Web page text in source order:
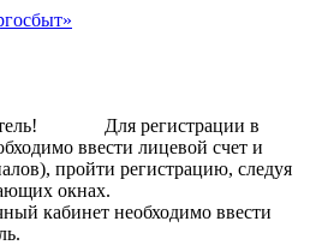
Для регистрации в
ввести лицевой счет и
пройти регистрацию, следуя
всплывающих окнах.
кабинет необходимо ввести
и пароль.